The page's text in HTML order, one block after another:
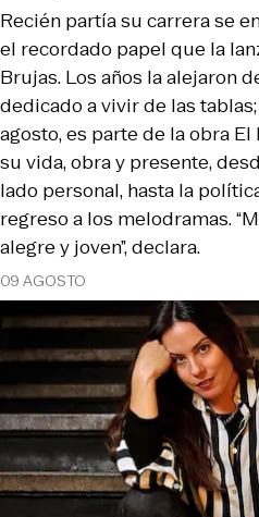
09 AGOSTO
Recién partía su carrera se
el recordado papel que la
Brujas. Los años la alejaron
dedicado a vivir de las
agosto, es parte de la obra
su vida, obra y presente,
lado personal, hasta la
regreso a los melodramas.
alegre y joven”, declara.